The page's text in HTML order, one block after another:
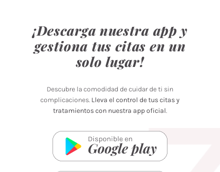
¡Descarga nuestra app y
gestiona tus citas en un
solo lugar!
Descubre la comodidad de cuidar de ti sin
complicaciones. Lleva el control de tus citas y
tratamientos con nuestra app oficial.